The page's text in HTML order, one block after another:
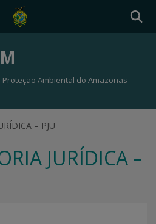
Ambiental do Amazonas
– PJU
JURÍDICA –